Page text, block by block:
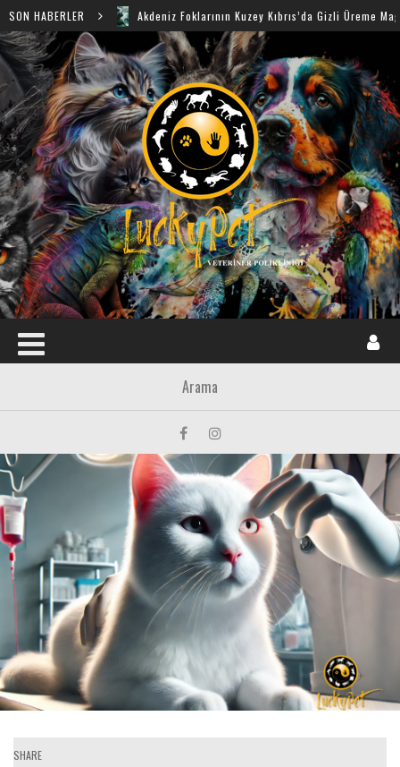
SON HABERLERAkdeniz Foklarının Kuzey Kıbrıs’da Gizli Üreme Mağaraları
SHARE